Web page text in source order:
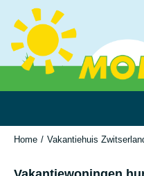
Home Vakantiehuis